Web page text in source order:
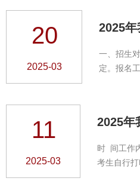
20
2025-03
2025
一、招生
定。报名
11
2025-03
2025年
时 间工作
考生自行